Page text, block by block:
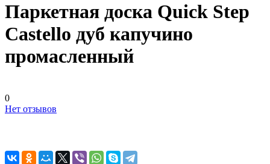
Паркетная доска Quick Step
Castello дуб капучино
промасленный
0
Нет отзывов